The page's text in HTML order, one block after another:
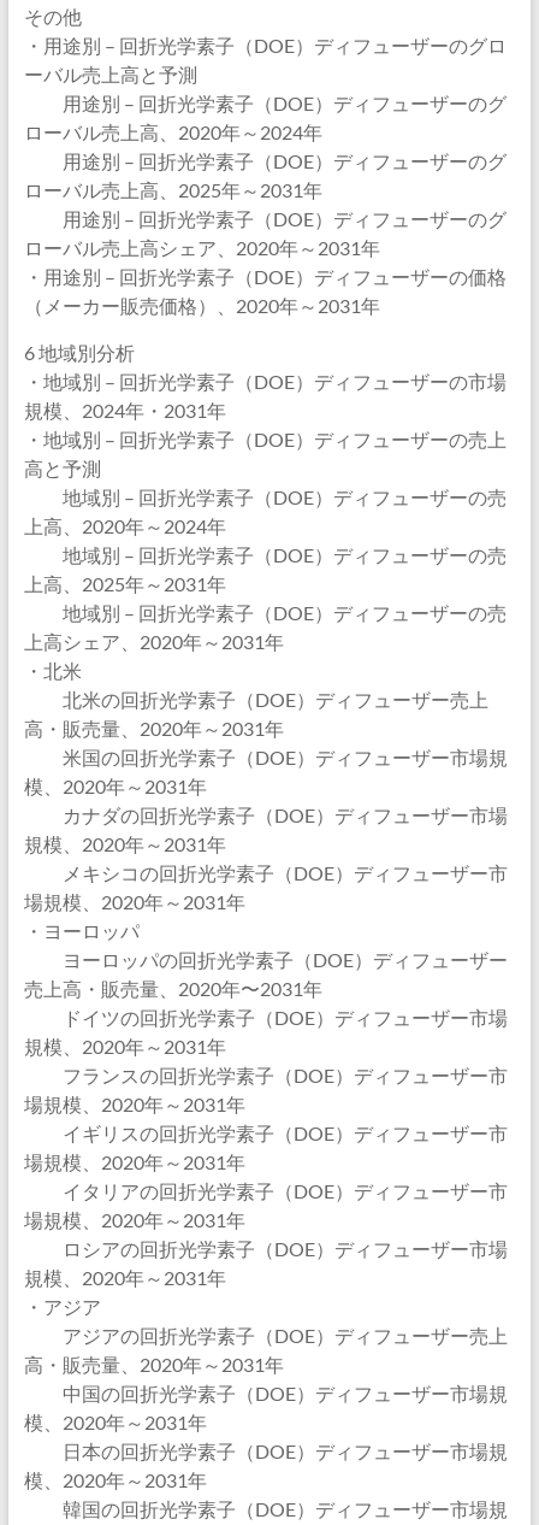
その他
・用途別 – 回折光学素子（DOE）ディフューザーのグロ
ーバル売上高と予測
用途別 – 回折光学素子（DOE）ディフューザーのグ
ローバル売上高、2020年～2024年
用途別 – 回折光学素子（DOE）ディフューザーのグ
ローバル売上高、2025年～2031年
用途別 – 回折光学素子（DOE）ディフューザーのグ
ローバル売上高シェア、2020年～2031年
・用途別 – 回折光学素子（DOE）ディフューザーの価格
（メーカー販売価格）、2020年～2031年
6 地域別分析
・地域別 – 回折光学素子（DOE）ディフューザーの市場
規模、2024年・2031年
・地域別 – 回折光学素子（DOE）ディフューザーの売上
高と予測
地域別 – 回折光学素子（DOE）ディフューザーの売
上高、2020年～2024年
地域別 – 回折光学素子（DOE）ディフューザーの売
上高、2025年～2031年
地域別 – 回折光学素子（DOE）ディフューザーの売
上高シェア、2020年～2031年
・北米
北米の回折光学素子（DOE）ディフューザー売上
高・販売量、2020年～2031年
米国の回折光学素子（DOE）ディフューザー市場規
模、2020年～2031年
カナダの回折光学素子（DOE）ディフューザー市場
規模、2020年～2031年
メキシコの回折光学素子（DOE）ディフューザー市
場規模、2020年～2031年
・ヨーロッパ
ヨーロッパの回折光学素子（DOE）ディフューザー
売上高・販売量、2020年〜2031年
ドイツの回折光学素子（DOE）ディフューザー市場
規模、2020年～2031年
フランスの回折光学素子（DOE）ディフューザー市
場規模、2020年～2031年
イギリスの回折光学素子（DOE）ディフューザー市
場規模、2020年～2031年
イタリアの回折光学素子（DOE）ディフューザー市
場規模、2020年～2031年
ロシアの回折光学素子（DOE）ディフューザー市場
規模、2020年～2031年
・アジア
アジアの回折光学素子（DOE）ディフューザー売上
高・販売量、2020年～2031年
中国の回折光学素子（DOE）ディフューザー市場規
模、2020年～2031年
日本の回折光学素子（DOE）ディフューザー市場規
模、2020年～2031年
韓国の回折光学素子（DOE）ディフューザー市場規